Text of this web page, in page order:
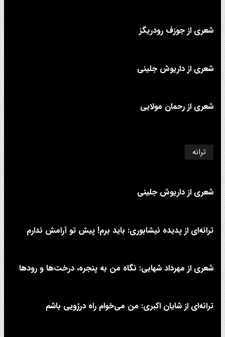
شعری از جوزف رودریگز
شعری از داریوش جلینی
شعری از رحمان مولایی
ترانه
شعری از داریوش جلینی
ترانه‌ای از پدیده نیشابوری: باید برم! پیش تو آرامش ندارم
شعری از مهرداد شهابی: نگاه من به پنجره، درخت‌ها و رودها
ترانه‌ای از شایان اکبری: من می‌خوام راه دررُویی باشم